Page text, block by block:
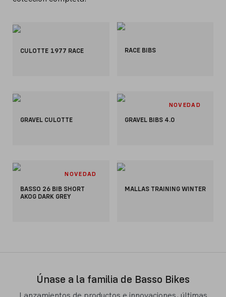
CULOTTE 1977 RACE RACE BIBS
GRAVEL CULOTTE
NOVEDAD
GRAVEL BIBS 4.0
NOVEDAD
BASSO 26 BIB SHORT
AKOG DARK GREY
MALLAS TRAINING WINTER
Únase a la familia de Basso Bikes